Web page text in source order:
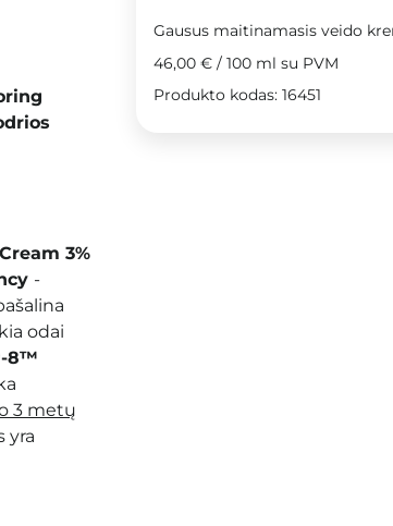
3%
-
odai
8™
3 metų
yra
Gausus maitinamasis veido
46,00 € / 100 ml su PVM
Produkto kodas: 16451